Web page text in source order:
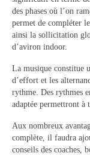
Les
Section «
des phases où l’on
permet de compléter
ainsi la sollicitation
d’aviron indoor.
La musique constitue
d’effort et les
rythme. Des rythmes
adaptée permettront à
Aux nombreux
complète, il faudra
conseils des coaches,